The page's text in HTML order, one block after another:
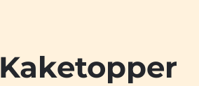
Kaketopper